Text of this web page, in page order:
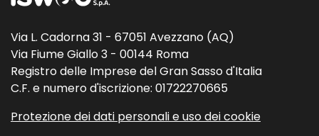
Via L. Cadorna 31 - 67051 Avezzano (AQ)
Via Fiume Giallo 3 - 00144 Roma
Registro delle Imprese del Gran Sasso d'Italia
C.F. e numero d'iscrizione: 01722270665
Protezione dei dati personali e uso dei cookie